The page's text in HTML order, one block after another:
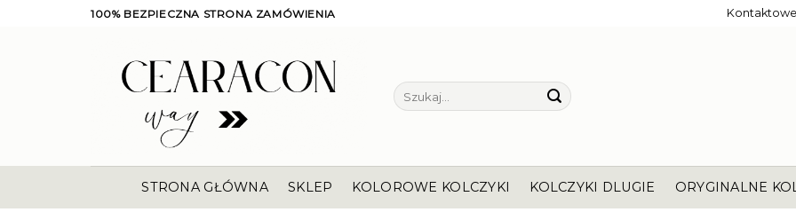
100% BEZPIECZNA STRONA ZAMÓWIENIA Kontaktowe
Szukaj:
STRONA GŁÓWNA SKLEP KOLOROWE KOLCZYKI KOLCZYKI DLUGIE ORYGINALNE